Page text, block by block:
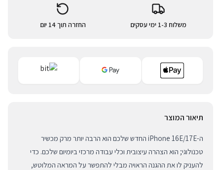
משלוח 1-3 ימי עסקים החזרה תוך 14 יום
תיאור המוצר
ה-iPhone 16E/17E החדש שלכם הוא הרבה יותר מרק מכשיר
טכנולוגי; הוא הצהרה עיצובית וכלי עבודה מרכזי ביומיום שלכם. כדי
להעניק לו את ההגנה הראויה מבלי להתפשר על המראה המלוטש,